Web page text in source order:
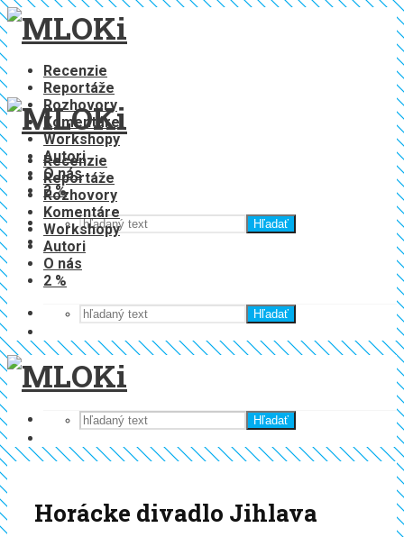
Recenzie
Reportáže
Rozhovory
Komentáre
Workshopy
Autori
O nás
2 %
Hľadať
Recenzie
Reportáže
Rozhovory
Komentáre
Workshopy
Autori
O nás
2 %
Hľadať
Hľadať
Horácke divadlo Jihlava